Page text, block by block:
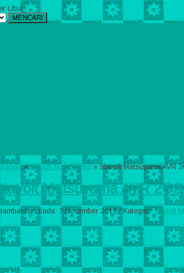
Libur
MENCARI
»Stavolt Matsuyama»Stavolt Matsuyama AVR
Matsuyama AVR 2GS
pada: 7 November 2019 / Kategori:Stavolt